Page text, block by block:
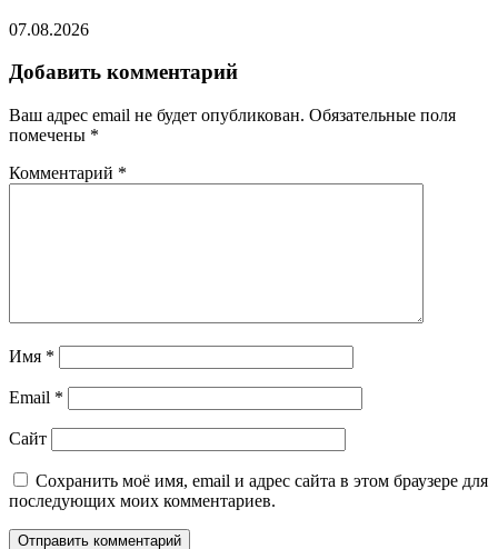
07.08.2026
Добавить комментарий
Ваш адрес email не будет опубликован. Обязательные поля
помечены *
Комментарий *
Имя *
Email *
Сайт
Сохранить моё имя, email и адрес сайта в этом браузере для
последующих моих комментариев.